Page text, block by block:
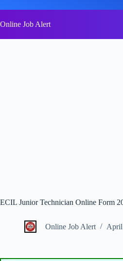
to
content
Online Job Alert
ECIL Junior Technician Online Form
Online Job Alert April